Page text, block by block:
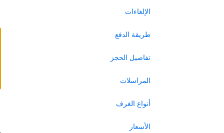
الإلغاءات
طريقة الدفع
تفاصيل الحجز
المراسلات
أنواع الغرف
الأسعار